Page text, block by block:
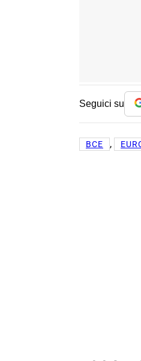
Seguici su
BCE ,